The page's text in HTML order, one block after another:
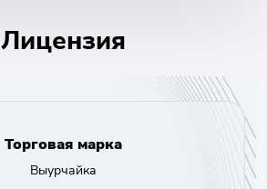
Лицензия
Торговая марка
Выурчайка